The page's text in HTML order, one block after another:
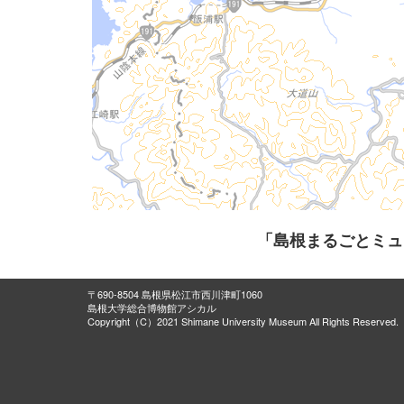
「島根まるごとミ
〒690-8504 島根県松江市西川津町1060
島根大学総合博物館アシカル
Copyright（C）2021 Shimane University Museum All Rights Reserved.